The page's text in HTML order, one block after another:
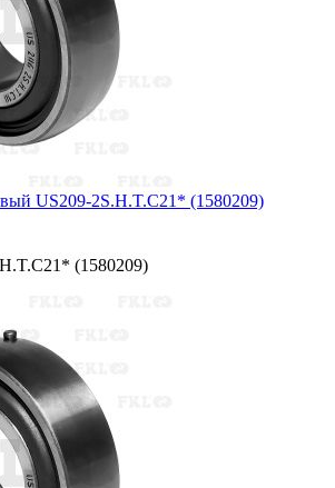
US209-2S.H.T.C21* (1580209)
(1580209)